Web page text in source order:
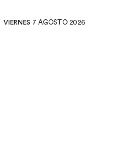
VIERNES 7 AGOSTO 2026